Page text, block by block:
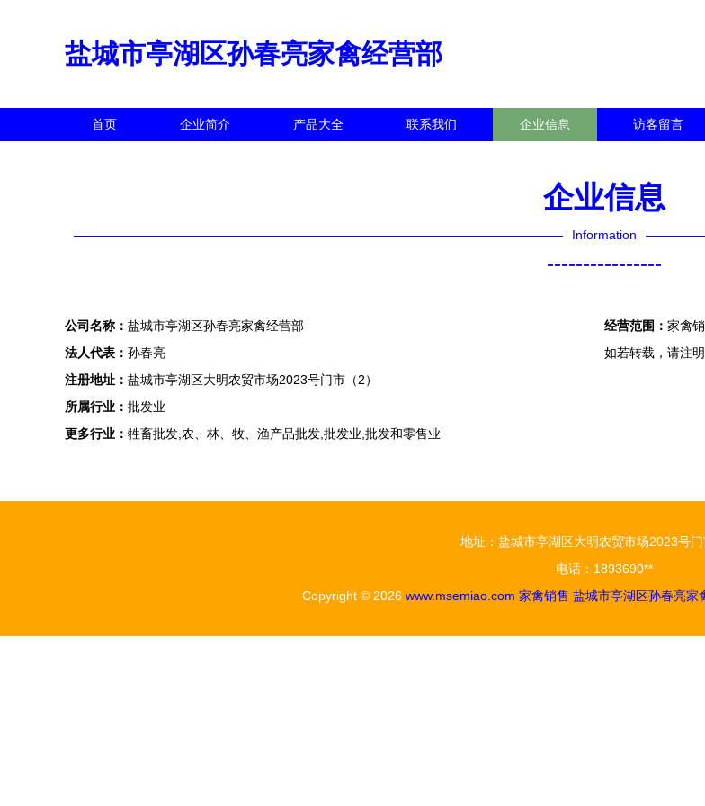
盐城市亭湖区孙春亮家禽经营部
首页 企业简介 产品大全 联系我们 企业信息 访客留言
企业信息
Information
----------------
公司名称： 盐城市亭湖区孙春亮家禽经营部
法人代表： 孙春亮
注册地址： 盐城市亭湖区大明农贸市场2023号门市（2）
所属行业： 批发业
更多行业： 牲畜批发,农、林、牧、渔产品批发,批发业,批发和零售业
经营范围： 家禽
如若转载，请注
地址：盐城市亭湖区大明农贸市场2023号门
电话：1893690**
Copyright © 2026 www.msemiao.com 家禽销售 盐城市亭湖区孙春亮家